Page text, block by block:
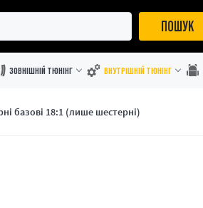
ПОШУК
ЗОВНІШНІЙ ТЮНІНГ ВНУТРІШНІЙ ТЮНІНГ
базові 18:1 (лише шестерні)